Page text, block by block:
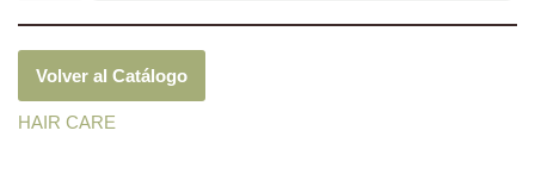
Volver al Catálogo
HAIR CARE